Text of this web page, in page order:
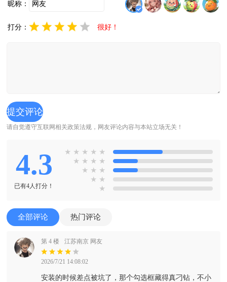
昵称：
打分： 很好！
请自觉遵守互联网相关政策法规，网友评论内容与本站立场无关！
4.3
已有4人打分！
★ ★ ★ ★ ★
★ ★ ★ ★
★ ★ ★
★ ★
★
全部评论 热门评论
第 4 楼 江苏南京 网友
2026/7/21 14:08:02
安装的时候差点被坑了，那个勾选框藏得真刁钻，不小